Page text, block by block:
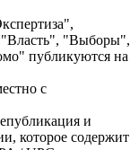
"Выборы",
публикуются на
с
и
которое содержит